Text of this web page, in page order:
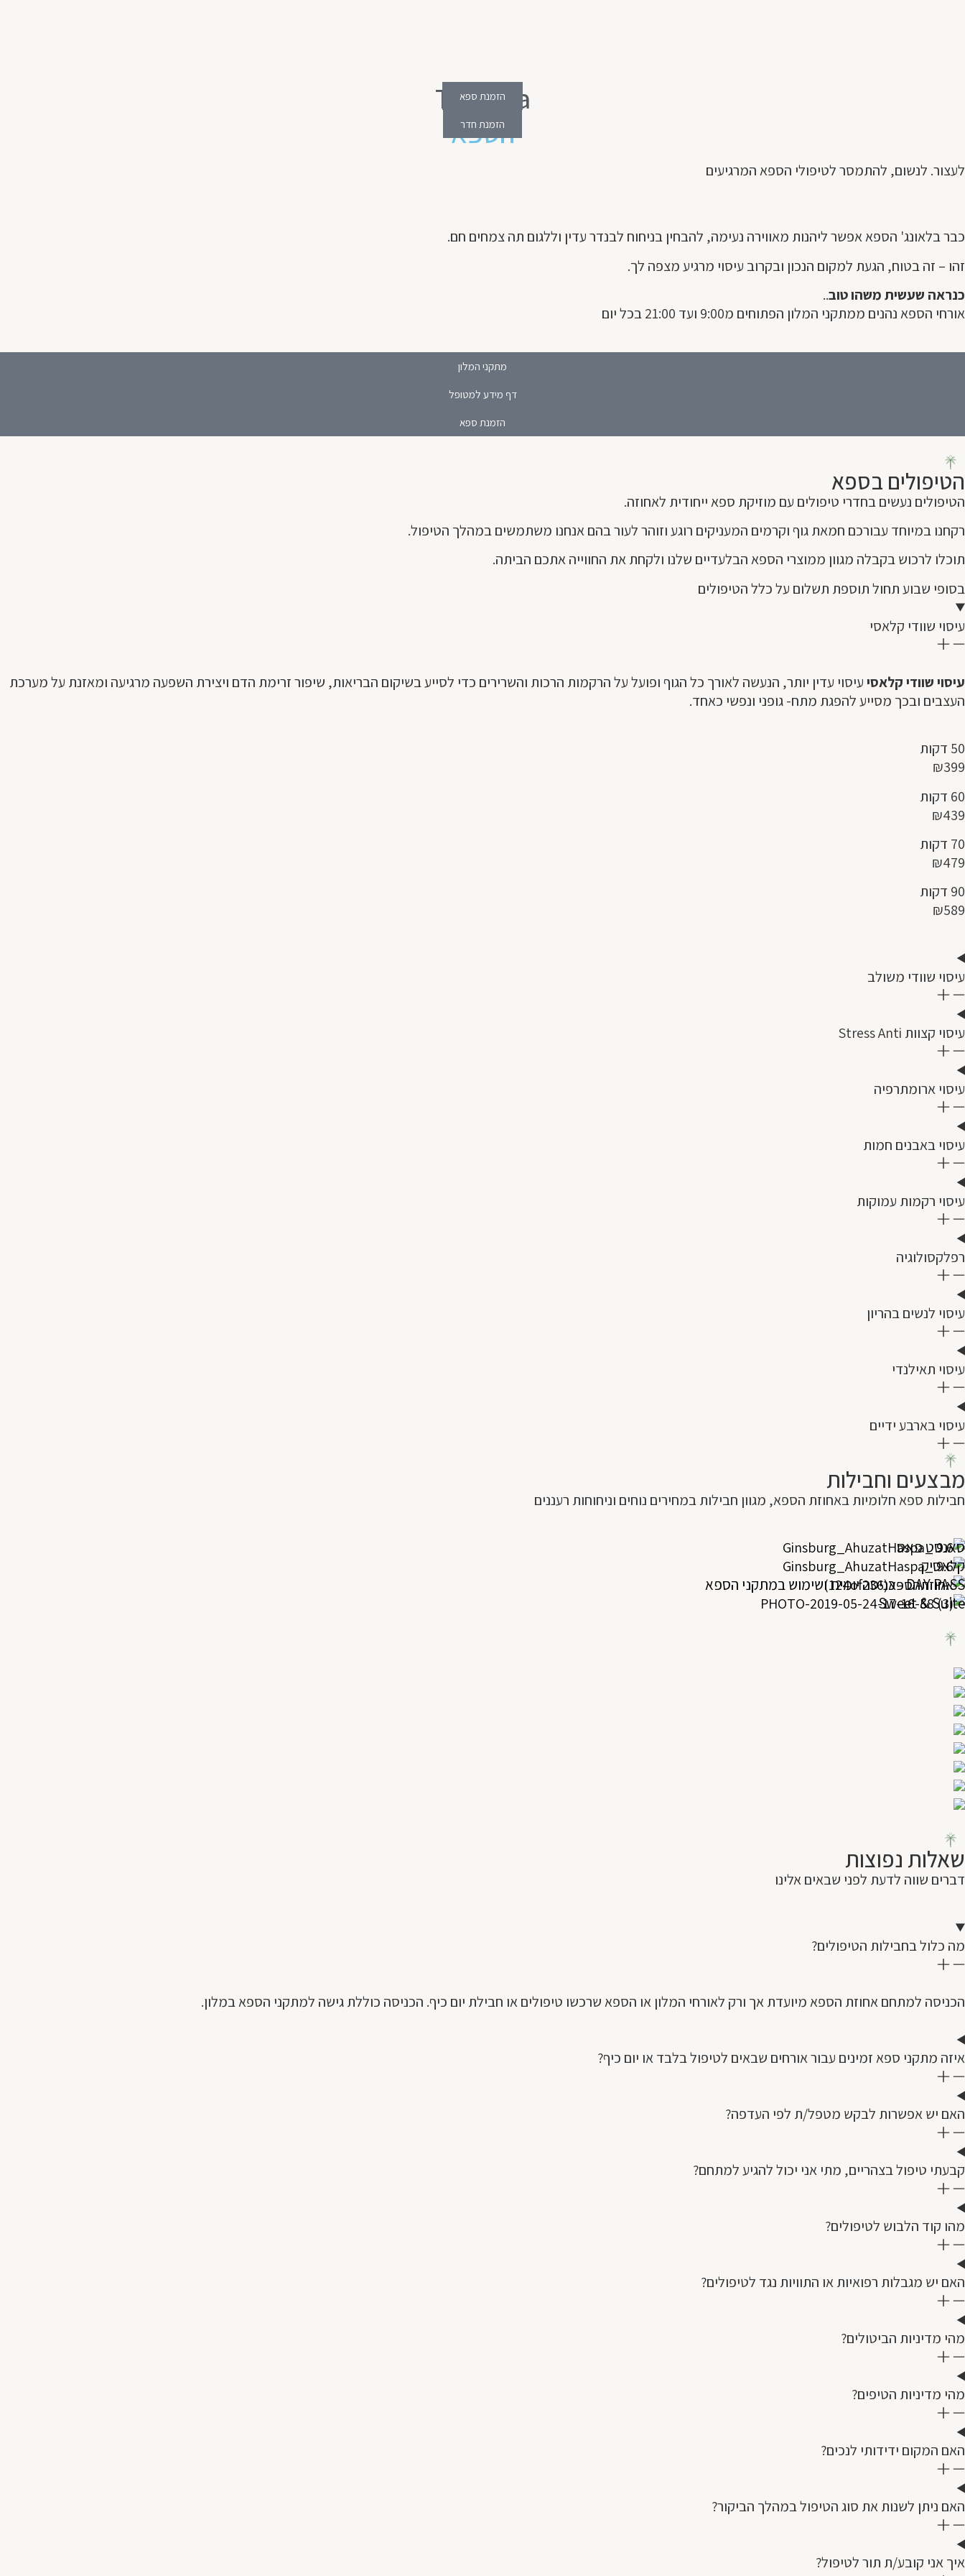
הזמנת ספא
הזמנת חדר
The Spa
הספא
לעצור. לנשום, להתמסר לטיפולי הספא המרגיעים
כבר בלאונג' הספא אפשר ליהנות מאווירה נעימה, להבחין בניחוח לבנדר עדין וללגום תה צמחים חם.
זהו – זה בטוח, הגעת למקום הנכון ובקרוב עיסוי מרגיע מצפה לך.
כנראה שעשית משהו טוב..
אורחי הספא נהנים ממתקני המלון הפתוחים מ9:00 ועד 21:00 בכל יום
מתקני המלון
דף מידע למטופל
הזמנת ספא
הטיפולים בספא
הטיפולים נעשים בחדרי טיפולים עם מוזיקת ספא ייחודית לאחוזה.
רקחנו במיוחד עבורכם חמאת גוף וקרמים המעניקים רוגע וזוהר לעור בהם אנחנו משתמשים במהלך הטיפול.
תוכלו לרכוש בקבלה מגוון ממוצרי הספא הבלעדיים שלנו ולקחת את החווייה אתכם הביתה.
בסופי שבוע תחול תוספת תשלום על כלל הטיפולים
עיסוי שוודי קלאסי
עיסוי שוודי קלאסיעיסוי עדין יותר, הנעשה לאורך כל הגוף ופועל על הרקמות הרכות והשרירים כדי לסייע בשיקום הבריאות, שיפור זרימת הדם ויצירת השפעה מרגיעה ומאזנת על מערכת
העצבים ובכך מסייע להפגת מתח- גופני ונפשי כאחד.
50 דקות
₪399
60 דקות
₪439
70 דקות
₪479
90 דקות
₪589
עיסוי שוודי משולב
עיסוי קצוות Stress Anti
עיסוי ארומתרפיה
עיסוי באבנים חמות
עיסוי רקמות עמוקות
רפלקסולוגיה
עיסוי לנשים בהריון
עיסוי תאילנדי
עיסוי בארבע ידיים
מבצעים וחבילות
חבילות ספא חלומיות באחוזת הספא, מגוון חבילות במחירים נוחים וניחוחות רעננים
סאנסט פאס
חבילת ערב זוגית של נינוחות וטעם
קלאסיק
חבילת יום כיף זוגית – פינוק זוגי מושלם לגוף ולנפש
DAY PASS - כניסה יומית ושימוש במתקני הספא
בוקר של פינוק במלון
Sweet & Suite
שאלות נפוצות
דברים שווה לדעת לפני שבאים אלינו
מה כלול בחבילות הטיפולים?
הכניסה למתחם אחוזת הספא מיועדת אך ורק לאורחי המלון או הספא שרכשו טיפולים או חבילת יום כיף. הכניסה כוללת גישה למתקני הספא במלון.
איזה מתקני ספא זמינים עבור אורחים שבאים לטיפול בלבד או יום כיף?
האם יש אפשרות לבקש מטפל/ת לפי העדפה?
קבעתי טיפול בצהריים, מתי אני יכול להגיע למתחם?
מהו קוד הלבוש לטיפולים?
האם יש מגבלות רפואיות או התוויות נגד לטיפולים?
מהי מדיניות הביטולים?
מהי מדיניות הטיפים?
האם המקום ידידותי לנכים?
האם ניתן לשנות את סוג הטיפול במהלך הביקור?
איך אני קובע/ת תור לטיפול?